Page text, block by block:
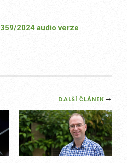
2024 audio verze
DALŠÍ ČLÁNEK